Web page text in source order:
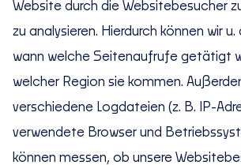
Website durch die Websitebesucher
zu analysieren. Hierdurch können wir u.
wann welche Seitenaufrufe getätigt
welcher Region sie kommen.
verschiedene Logdateien (z. B. IP-
verwendete Browser und
können messen, ob unsere